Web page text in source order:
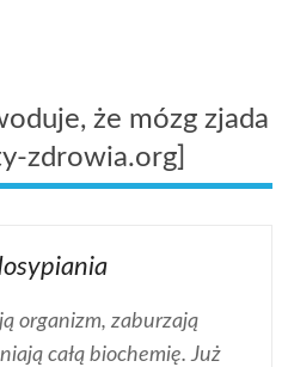
że mózg zjada
zdrowia.org]
organizm, zaburzają
całą biochemię. Już